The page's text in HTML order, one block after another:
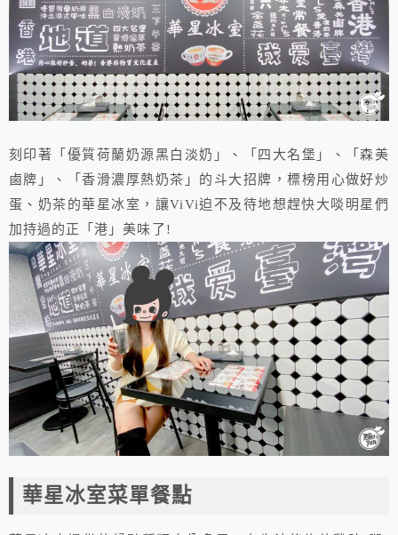
刻印著「優質荷蘭奶源黑白淡奶」、「四大名堡」、「森美
鹵牌」、「香滑濃厚熱奶茶」的斗大招牌，標榜用心做好炒
蛋、奶茶的華星冰室，讓ViVi迫不及待地想趕快大啖明星們
加持過的正「港」美味了!
華星冰室菜單餐點